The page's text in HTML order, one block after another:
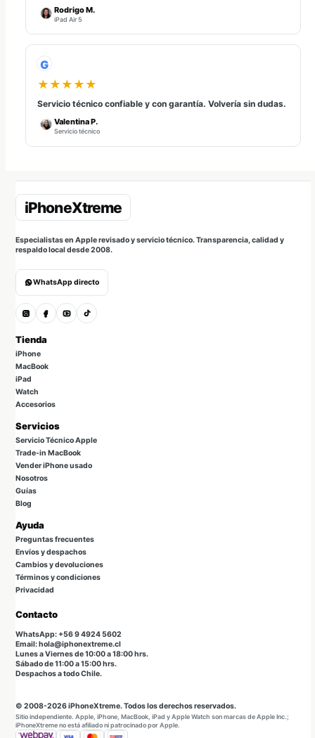
Rodrigo M.
iPad Air 5
G
★★★★★
Servicio técnico confiable y con garantía. Volvería sin dudas.
Valentina P.
Servicio técnico
Especialistas en Apple revisado y servicio técnico. Transparencia, calidad y
respaldo local desde 2008.
WhatsApp directo
Tienda
iPhone
MacBook
iPad
Watch
Accesorios
Servicios
Servicio Técnico Apple
Trade-in MacBook
Vender iPhone usado
Nosotros
Guías
Blog
Ayuda
Preguntas frecuentes
Envíos y despachos
Cambios y devoluciones
Términos y condiciones
Privacidad
Contacto
WhatsApp: +56 9 4924 5602
Email: hola@iphonextreme.cl
Lunes a Viernes de 10:00 a 18:00 hrs.
Sábado de 11:00 a 15:00 hrs.
Despachos a todo Chile.
© 2008-2026 iPhoneXtreme. Todos los derechos reservados.
Sitio independiente. Apple, iPhone, MacBook, iPad y Apple Watch son marcas de Apple Inc.;
iPhoneXtreme no está afiliado ni patrocinado por Apple.